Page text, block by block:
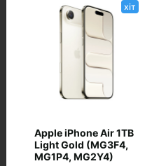
Захист від пилу і вологи
Маса, г
Матеріал кришки/рамки
метал/пластик
хіт
Apple iPhone Air 1TB
Light Gold (MG3F4,
MG1P4, MG2Y4)